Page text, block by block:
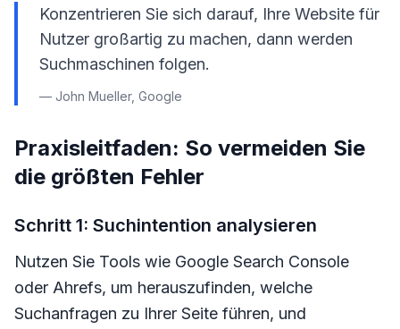
Konzentrieren Sie sich darauf, Ihre Website für
Nutzer großartig zu machen, dann werden
Suchmaschinen folgen.
— John Mueller, Google
Praxisleitfaden: So vermeiden Sie
die größten Fehler
Schritt 1: Suchintention analysieren
Nutzen Sie Tools wie Google Search Console
oder Ahrefs, um herauszufinden, welche
Suchanfragen zu Ihrer Seite führen, und